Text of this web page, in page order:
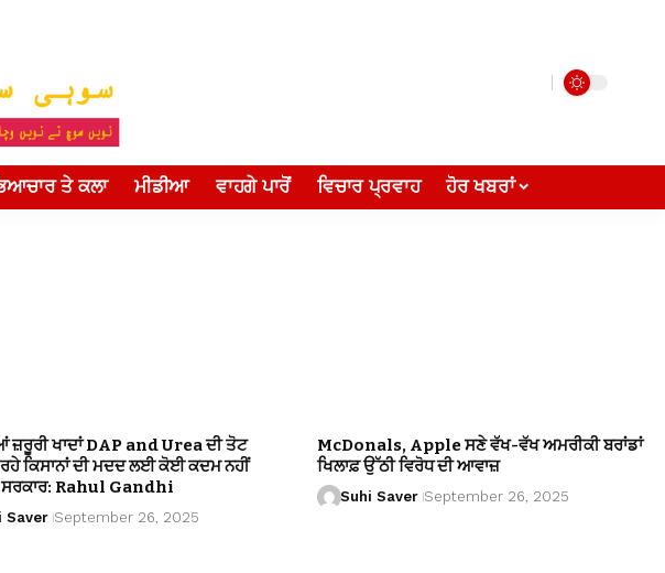
ਤੇ ਕਲਾ ਮੀਡੀਆ ਵਾਹਗੇ ਪਾਰੋਂ ਵਿਚਾਰ ਪ੍ਰਵਾਹ ਹੋਰ ਖਬਰਾਂ
ਜ਼ਰੂਰੀ ਖਾਦਾਂ DAP and Urea ਦੀ ਤੋਟ
ਕਿਸਾਨਾਂ ਦੀ ਮਦਦ ਲਈ ਕੋਈ ਕਦਮ ਨਹੀਂ
ਸਰਕਾਰ: Rahul Gandhi
Saver September 26, 2025
McDonals, Apple ਸਣੇ ਵੱਖ-ਵੱਖ ਅਮਰੀਕੀ ਬਰਾਂਡਾਂ
ਖਿਲਾਫ਼ ਉੱਠੀ ਵਿਰੋਧ ਦੀ ਆਵਾਜ਼
Suhi Saver September 26, 2025